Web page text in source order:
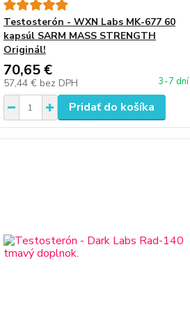
Testosterón - WXN Labs MK-677 60
kapsúl SARM MASS STRENGTH
Originál!
70,65 €
57,44 € bez DPH 3-7 dní
Pridať do košíka